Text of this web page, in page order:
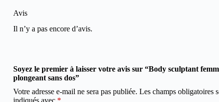
Avis
Il n’y a pas encore d’avis.
Soyez le premier à laisser votre avis sur “Body sculptant
plongeant sans dos”
Votre adresse e-mail ne sera pas publiée. Les champs obligatoires